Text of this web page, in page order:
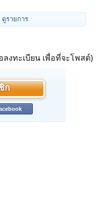
ดูรายการ
งทะเบียน เพื่อที่จะโพสต์)
ก